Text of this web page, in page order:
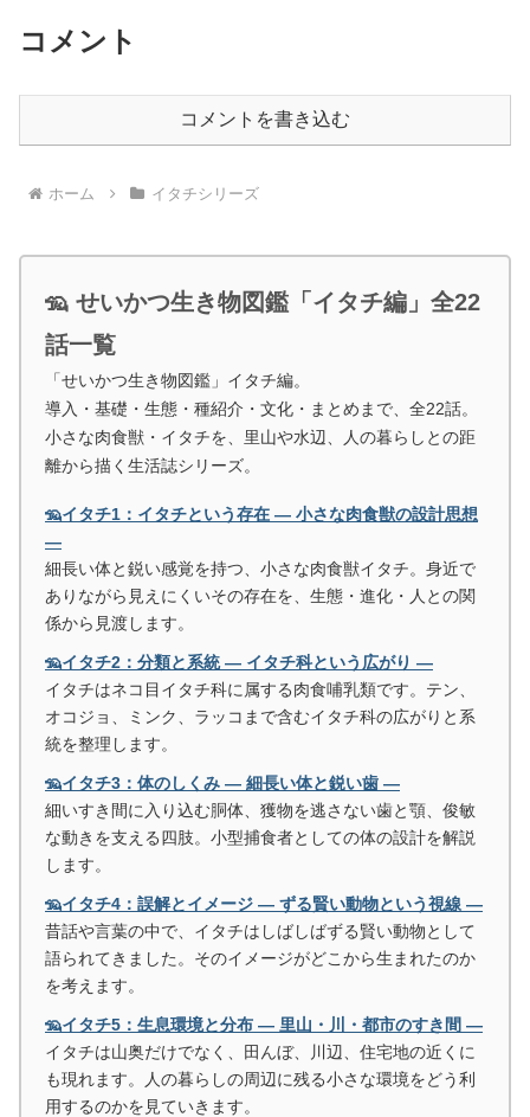
コメント
コメントを書き込む
ホーム イタチシリーズ
🦡 せいかつ生き物図鑑「イタチ編」全22
話一覧
「せいかつ生き物図鑑」イタチ編。
導入・基礎・生態・種紹介・文化・まとめまで、全22話。
小さな肉食獣・イタチを、里山や水辺、人の暮らしとの距
離から描く生活誌シリーズ。
🦡イタチ1：イタチという存在 ― 小さな肉食獣の設計思想
―
細長い体と鋭い感覚を持つ、小さな肉食獣イタチ。身近で
ありながら見えにくいその存在を、生態・進化・人との関
係から見渡します。
🦡イタチ2：分類と系統 ― イタチ科という広がり ―
イタチはネコ目イタチ科に属する肉食哺乳類です。テン、
オコジョ、ミンク、ラッコまで含むイタチ科の広がりと系
統を整理します。
🦡イタチ3：体のしくみ ― 細長い体と鋭い歯 ―
細いすき間に入り込む胴体、獲物を逃さない歯と顎、俊敏
な動きを支える四肢。小型捕食者としての体の設計を解説
します。
🦡イタチ4：誤解とイメージ ― ずる賢い動物という視線 ―
昔話や言葉の中で、イタチはしばしばずる賢い動物として
語られてきました。そのイメージがどこから生まれたのか
を考えます。
🦡イタチ5：生息環境と分布 ― 里山・川・都市のすき間 ―
イタチは山奥だけでなく、田んぼ、川辺、住宅地の近くに
も現れます。人の暮らしの周辺に残る小さな環境をどう利
用するのかを見ていきます。